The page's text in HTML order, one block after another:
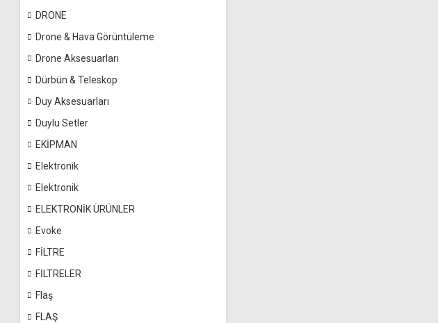
DRONE
Drone & Hava Görüntüleme
Drone Aksesuarları
Dürbün & Teleskop
Duy Aksesuarları
Duylu Setler
EKİPMAN
Elektronik
Elektronik
ELEKTRONİK ÜRÜNLER
Evoke
FİLTRE
FİLTRELER
Flaş
FLAŞ